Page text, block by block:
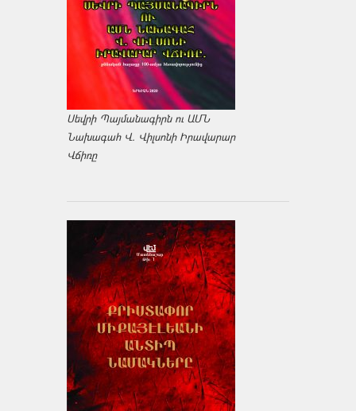
Սեվրի Պայմանագիրն ու ԱՄՆ
Նախագահ Վ. Վիլսոնի Իրավարար
Վճիռը